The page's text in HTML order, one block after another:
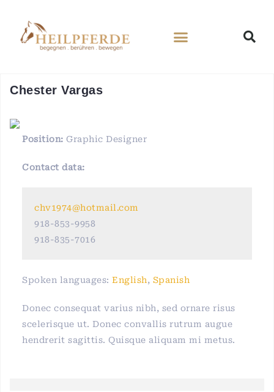
Chester Vargas
Position: Graphic Designer
Contact data:
chv1974@hotmail.com
918-853-9958
918-835-7016
Spoken languages: English, Spanish
Donec consequat varius nibh, sed ornare risus
scelerisque ut. Donec convallis rutrum augue
hendrerit sagittis. Quisque aliquam mi metus.